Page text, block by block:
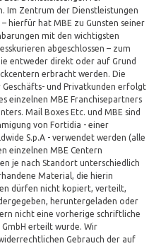
Im Zentrum der Dienstleistungen
hierfür hat MBE zu Gunsten seiner
mit den wichtigsten
abgeschlossen – zum
entweder direkt oder auf Grund
erbracht werden. Die
und Privatkunden erfolgt
einzelnen MBE Franchisepartners
Mail Boxes Etc. und MBE sind
von Fortidia - einer
S.p.A - verwendet werden (alle
einzelnen MBE Centern
je nach Standort unterschiedlich
Material, die hierin
dürfen nicht kopiert, verteilt,
heruntergeladen oder
nicht eine vorherige schriftliche
erteilt wurde. Wir
Gebrauch der auf